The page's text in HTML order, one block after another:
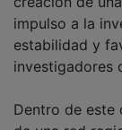
impulso a la
estabilidad y
investigadores
de una red